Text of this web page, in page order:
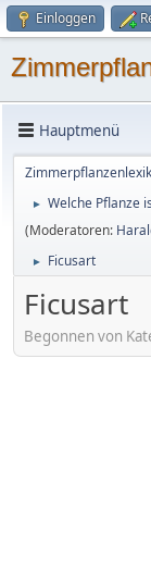
Einloggen
Hauptmenü
►
Welche Pflanze
(Moderatoren:
► Ficusart
Ficusart
Begonnen von